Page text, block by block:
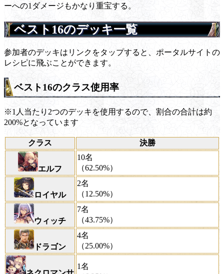
ーへの1ダメージもかなり重宝する。
ベスト16のデッキ一覧
参加者のデッキはリンクをタップすると、ポータルサイトの
レシピに飛ぶことができます。
ベスト16のクラス使用率
※1人当たり2つのデッキを使用するので、割合の合計は約
200%となっています
クラス 決勝
エルフ
10名
（62.50%）
ロイヤル
2名
（12.50%）
ウィッチ
7名
（43.75%）
ドラゴン
4名
（25.00%）
1名